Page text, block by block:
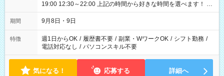
19:00 12:30～22:00 上記の時間から好きな時間を選べます！ ※
時間は変更となる可能性があります
期間 9月8日・9日
特徴 週1日からOK / 履歴書不要 / 副業・WワークOK / シフト勤務 /
電話対応なし / パソコンスキル不要
気になる！ 応募する 詳細へ